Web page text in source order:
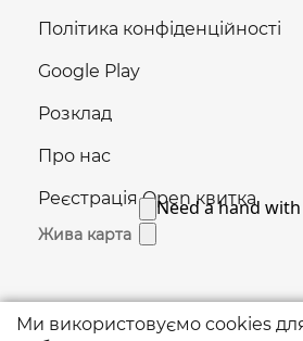
Політика конфіденційності
Google Play
Розклад
Про нас
Реєстрація Open квитка
Жива карта
Ми використовуємо cookies